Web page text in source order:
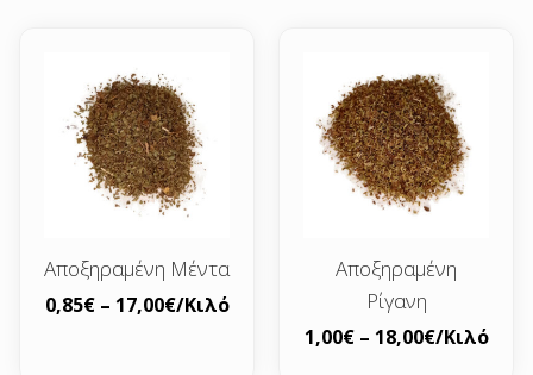
Αποξηραμένη Μέντα
0,85€ – 17,00€/Κιλό
Αποξηραμένη
Ρίγανη
1,00€ – 18,00€/Κιλό